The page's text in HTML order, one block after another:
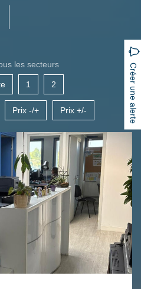
les secteurs Créer une alerte
1 2
Prix -/+ Prix +/-